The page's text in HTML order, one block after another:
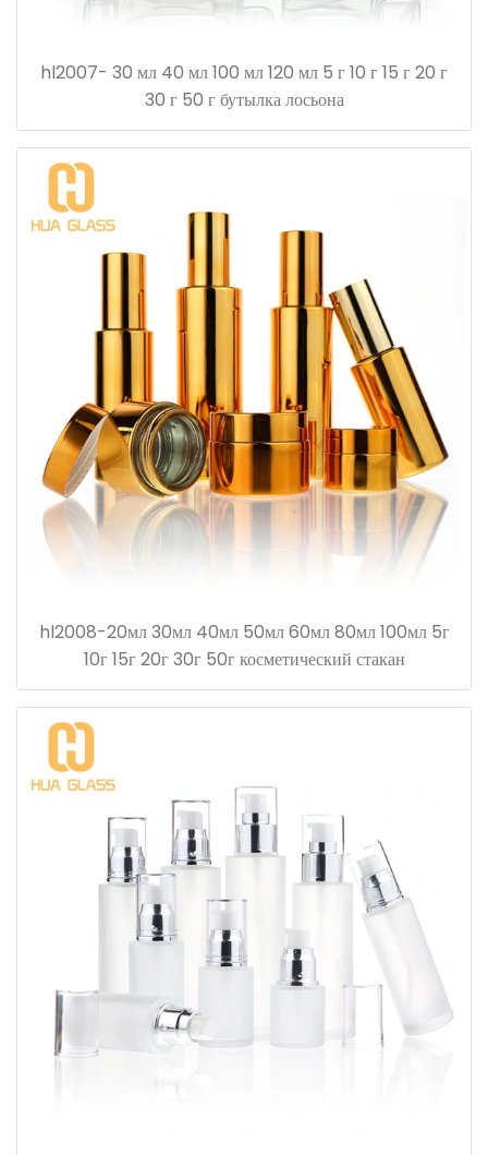
hl2007- 30 мл 40 мл 100 мл 120 мл 5 г 10 г 15 г 20 г
30 г 50 г бутылка лосьона
hl2008-20мл 30мл 40мл 50мл 60мл 80мл 100мл 5г
10г 15г 20г 30г 50г косметический стакан